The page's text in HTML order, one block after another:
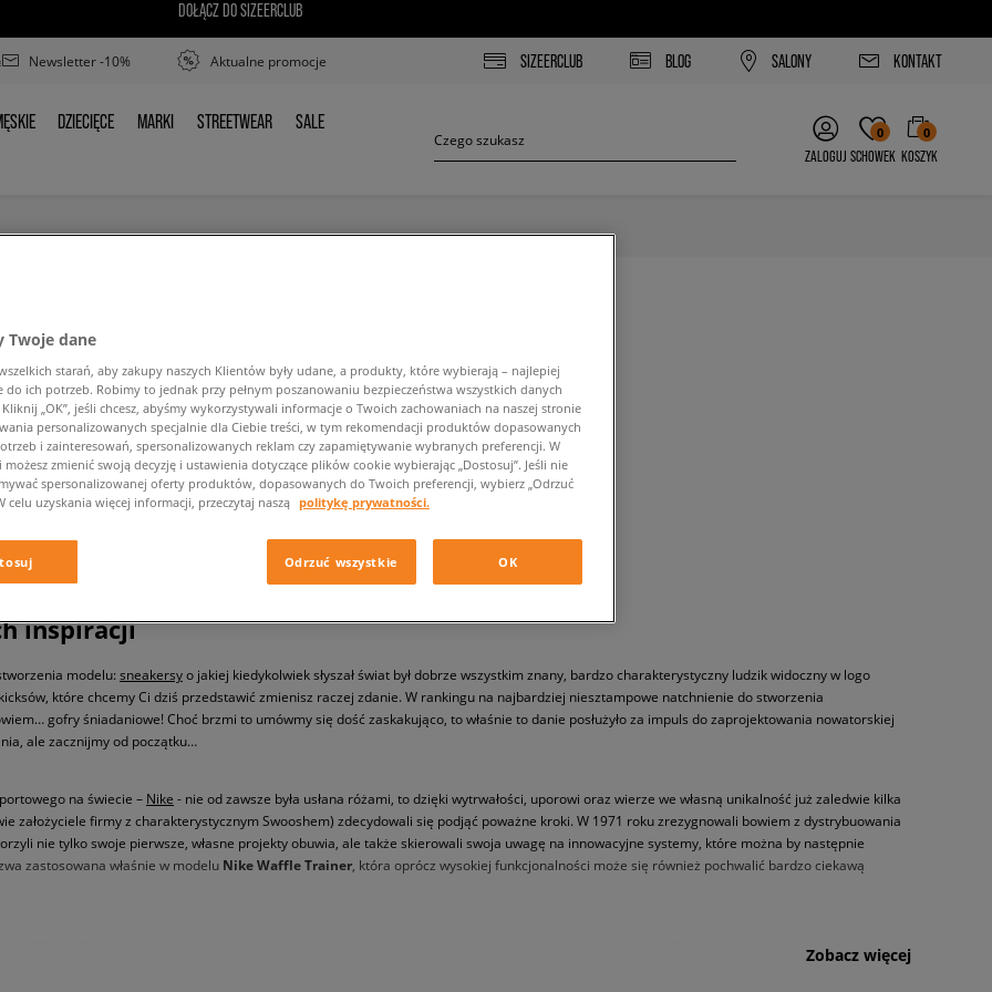
DOŁĄCZ DO SIZEERCLUB
Newsletter -10% Aktualne promocje SIZEERCLUB BLOG SALONY KONTAKT
DZIECIĘCE
DZIECIĘCE MARKI
MARKI STREETWEAR
STREETWEAR SALE
SALE
ZALOGUJ
0
SCHOWEK
0
KOSZYK
wyszukanej frazy. Spróbuj użyć mniejszej ilości filtrów.
POWRÓT DO SKLEPU
inspiracji
modelu: sneakersyo jakiej kiedykolwiek słyszał świat był dobrze wszystkim znany, bardzo charakterystyczny ludzik widoczny w logo
które chcemy Ci dziś przedstawić zmienisz raczej zdanie. W rankingu na najbardziej niesztampowe natchnienie do stworzenia
gofry śniadaniowe! Choć brzmi to umówmy się dość zaskakująco, to właśnie to danie posłużyło za impuls do zaprojektowania nowatorskiej
ale zacznijmy od początku…
na świecie – Nike - nie od zawsze była usłana różami, to dzięki wytrwałości, uporowi oraz wierze we własną unikalność już zaledwie kilka
założyciele firmy z charakterystycznym Swooshem) zdecydowali się podjąć poważne kroki. W 1971 roku zrezygnowali bowiem z dystrybuowania
nie tylko swoje pierwsze, własne projekty obuwia, ale także skierowali swoja uwagę na innowacyjne systemy, które można by następnie
zastosowana właśnie w modelu Nike Waffle Trainer , która oprócz wysokiej funkcjonalności może się również pochwalić bardzo ciekawą
Billowi Bowermanowi podczas weekendowego śniadania, kiedy to żona dla odmiany przyrządziła gofry. Przygotowany posiłek bez wątpienia
Zobacz więcej
Twoje dane
starań, aby zakupy naszych Klientów były udane, a produkty, które wybierają – najlepiej
do ich potrzeb. Robimy to jednak przy pełnym poszanowaniu bezpieczeństwa wszystkich danych
„OK”, jeśli chcesz, abyśmy wykorzystywali informacje o Twoich zachowaniach na naszej stronie
personalizowanych specjalnie dla Ciebie treści, w tym rekomendacji produktów dopasowanych
i zainteresowań, spersonalizowanych reklam czy zapamiętywanie wybranych preferencji. W
możesz zmienić swoją decyzję i ustawienia dotyczące plików cookie wybierając „Dostosuj”. Jeśli nie
spersonalizowanej oferty produktów, dopasowanych do Twoich preferencji, wybierz „Odrzuć
celu uzyskania więcej informacji, przeczytaj naszą politykę prywatności.
Odrzuć wszystkie OK